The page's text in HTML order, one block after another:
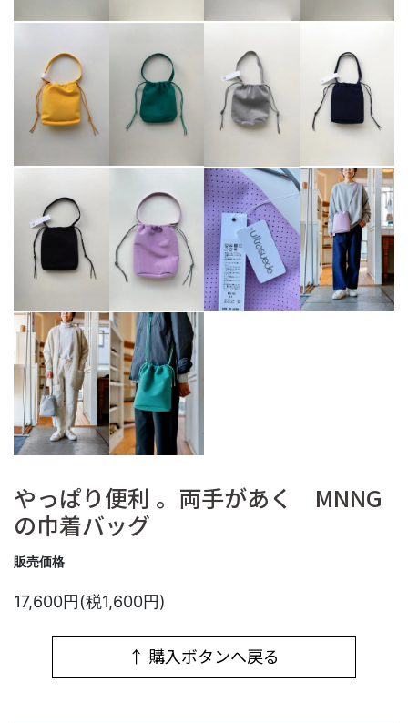
やっぱり便利 。両手があく MNNG
の巾着バッグ
販売価格
17,600円(税1,600円)
↑ 購入ボタンへ戻る